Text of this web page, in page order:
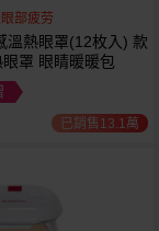
部疲劳
溫熱眼罩(12枚入) 款
罩 眼睛暖暖包
已銷售13.1萬